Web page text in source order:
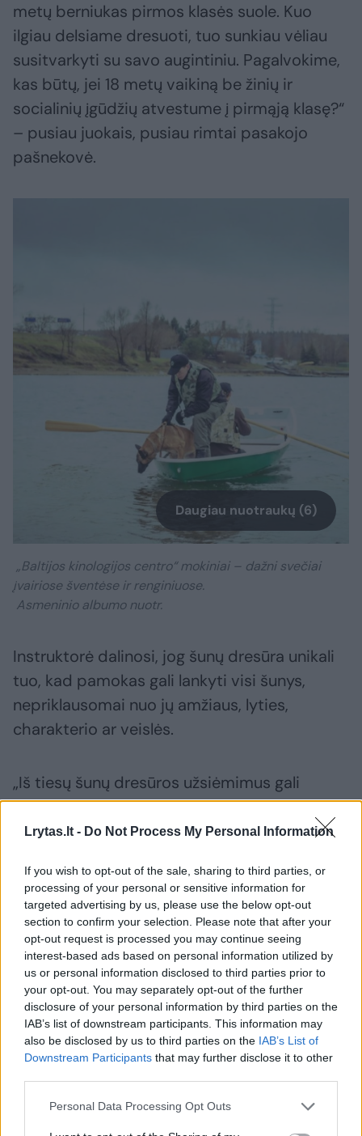
Lrytas.lt - Do Not Process My Personal Information
If you wish to opt-out of the sale, sharing to third parties, or
processing of your personal or sensitive information for
targeted advertising by us, please use the below opt-out
section to confirm your selection. Please note that after your
opt-out request is processed you may continue seeing
interest-based ads based on personal information utilized by
us or personal information disclosed to third parties prior to
your opt-out. You may separately opt-out of the further
disclosure of your personal information by third parties on the
IAB’s list of downstream participants. This information may
also be disclosed by us to third parties on the IAB’s List of
Downstream Participants that may further disclose it to other
Personal Data Processing Opt Outs
metų berniukas pirmos klasės suole. Kuo
ilgiau delsiame dresuoti, tuo sunkiau vėliau
susitvarkyti su savo augintiniu. Pagalvokime,
kas būtų, jei 18 metų vaikiną be žinių ir
socialinių įgūdžių atvestume į pirmąją klasę?“
– pusiau juokais, pusiau rimtai pasakojo
pašnekovė.
Daugiau nuotraukų (6)
„Baltijos kinologijos centro“ mokiniai – dažni svečiai
įvairiose šventėse ir renginiuose.
Asmeninio albumo nuotr.
Instruktorė dalinosi, jog šunų dresūra unikali
tuo, kad pamokas gali lankyti visi šunys,
nepriklausomai nuo jų amžiaus, lyties,
charakterio ar veislės.
„Iš tiesų šunų dresūros užsiėmimus gali
lankyti bet kokios veislės, bet kokio amžiaus
šunys. Nors rekomenduojamas amžius nuo
kad vyresnio amžiaus šuns neverta dresuoti,
nes jis nieko neišmoks.
Išmoksta – dar ir kaip! Tiesiog dresūros
procesas paprastai būna ilgesnis,
sudėtingesnis, bet rezultatas toks pat puikus
– pavyzdžių turime ne vieną“, – pasakojo M.
Gustaitytė.
Nuo pagrindų iki specialių įgūdžių